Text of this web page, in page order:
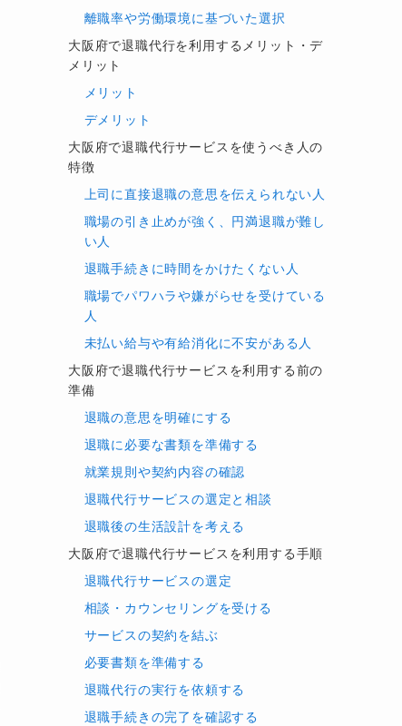
離職率や労働環境に基づいた選択
大阪府で退職代行を利用するメリット・デ
メリット
メリット
デメリット
大阪府で退職代行サービスを使うべき人の
特徴
上司に直接退職の意思を伝えられない人
職場の引き止めが強く、円満退職が難し
い人
退職手続きに時間をかけたくない人
職場でパワハラや嫌がらせを受けている
人
未払い給与や有給消化に不安がある人
大阪府で退職代行サービスを利用する前の
準備
退職の意思を明確にする
退職に必要な書類を準備する
就業規則や契約内容の確認
退職代行サービスの選定と相談
退職後の生活設計を考える
大阪府で退職代行サービスを利用する手順
退職代行サービスの選定
相談・カウンセリングを受ける
サービスの契約を結ぶ
必要書類を準備する
退職代行の実行を依頼する
退職手続きの完了を確認する